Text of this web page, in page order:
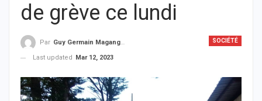
de grève ce lundi
SOCIÉTÉ
Par Guy Germain Maganga Nziengui
Last updated
Mar 12, 2023